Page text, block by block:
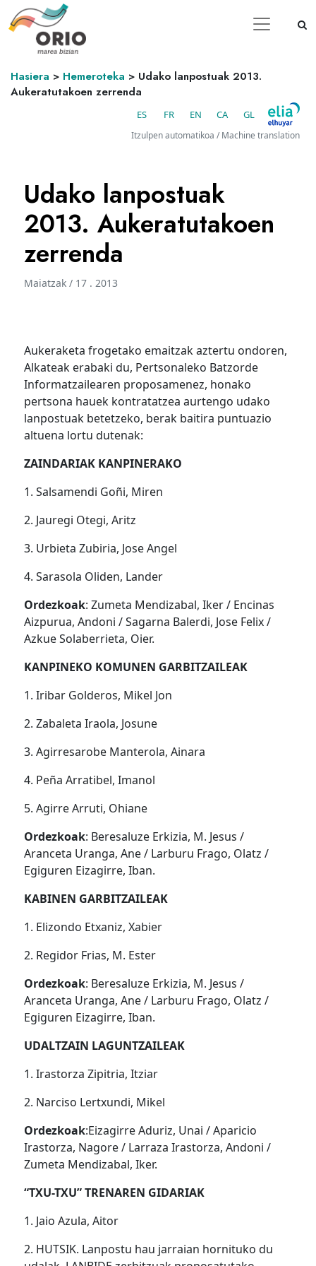
Hasiera > Hemeroteka > Udako lanpostuak 2013.
Aukeratutakoen zerrenda
ES FR EN CA GL
Itzulpen automatikoa / Machine translation
Udako lanpostuak
2013. Aukeratutakoen
zerrenda
Maiatzak / 17 . 2013
Aukeraketa frogetako emaitzak aztertu ondoren,
Alkateak erabaki du, Pertsonaleko Batzorde
Informatzailearen proposamenez, honako
pertsona hauek kontratatzea aurtengo udako
lanpostuak betetzeko, berak baitira puntuazio
altuena lortu dutenak:
ZAINDARIAK KANPINERAKO
1. Salsamendi Goñi, Miren
2. Jauregi Otegi, Aritz
3. Urbieta Zubiria, Jose Angel
4. Sarasola Oliden, Lander
Ordezkoak: Zumeta Mendizabal, Iker / Encinas
Aizpurua, Andoni / Sagarna Balerdi, Jose Felix /
Azkue Solaberrieta, Oier.
KANPINEKO KOMUNEN GARBITZAILEAK
1. Iribar Golderos, Mikel Jon
2. Zabaleta Iraola, Josune
3. Agirresarobe Manterola, Ainara
4. Peña Arratibel, Imanol
5. Agirre Arruti, Ohiane
Ordezkoak: Beresaluze Erkizia, M. Jesus /
Aranceta Uranga, Ane / Larburu Frago, Olatz /
Egiguren Eizagirre, Iban.
KABINEN GARBITZAILEAK
1. Elizondo Etxaniz, Xabier
2. Regidor Frias, M. Ester
Ordezkoak: Beresaluze Erkizia, M. Jesus /
Aranceta Uranga, Ane / Larburu Frago, Olatz /
Egiguren Eizagirre, Iban.
UDALTZAIN LAGUNTZAILEAK
1. Irastorza Zipitria, Itziar
2. Narciso Lertxundi, Mikel
Ordezkoak:Eizagirre Aduriz, Unai / Aparicio
Irastorza, Nagore / Larraza Irastorza, Andoni /
Zumeta Mendizabal, Iker.
“TXU-TXU” TRENAREN GIDARIAK
1. Jaio Azula, Aitor
2. HUTSIK. Lanpostu hau jarraian hornituko du